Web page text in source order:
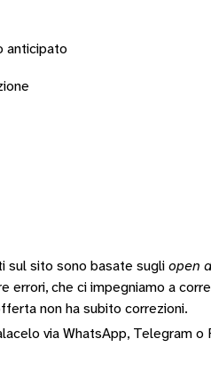
anticipato
sul sito sono basate sugli open
errori, che ci impegniamo a
non ha subito correzioni.
via WhatsApp, Telegram o